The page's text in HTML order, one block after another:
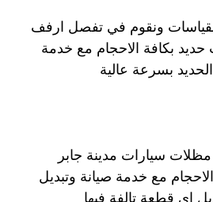
ونقوم في تفصل ارفف
بكافة الاحجام مع خدمة
بسرعة عالية
سيارات مدينة جابر
مع خدمة صيانة وتبديل
اي قطعة تالفة فيها